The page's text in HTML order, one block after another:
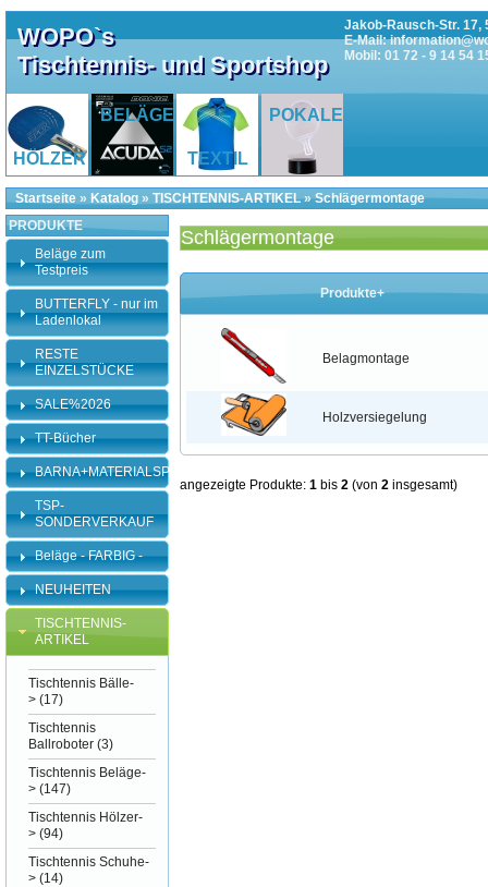
WOPO`s
Tischtennis- und Sportshop
Jakob-Rausch-Str. 17,
E-Mail:
Mobil: 01 72 - 9 14 54
HÖLZER
BELÄGE
TEXTIL
POKALE
Startseite » Katalog » TISCHTENNIS-ARTIKEL»Schlägermontage
Schlägermontage
Produkte+
Belagmontage
Holzversiegelung
angezeigte Produkte: 1 bis 2 (von 2 insgesamt)
PRODUKTE
Beläge zum
Testpreis
BUTTERFLY - nur im
Ladenlokal
RESTE
EINZELSTÜCKE
SALE%2026
TT-Bücher
BARNA+MATERIALSPEZI
TSP-
SONDERVERKAUF
Beläge - FARBIG -
NEUHEITEN
TISCHTENNIS-
ARTIKEL
Tischtennis Bälle-
> (17)
Tischtennis
Ballroboter (3)
Tischtennis Beläge-
> (147)
Tischtennis Hölzer-
> (94)
Tischtennis Schuhe-
> (14)